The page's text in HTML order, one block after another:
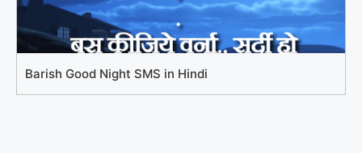
Barish Good Night SMS in Hindi